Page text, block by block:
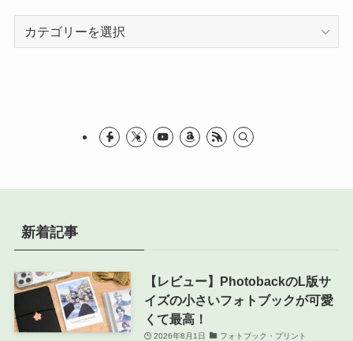
新着記事
【レビュー】PhotobackのL版サ
イズの小さいフォトブックが可愛
くて最高！
2026年8月1日 フォトブック・プリント